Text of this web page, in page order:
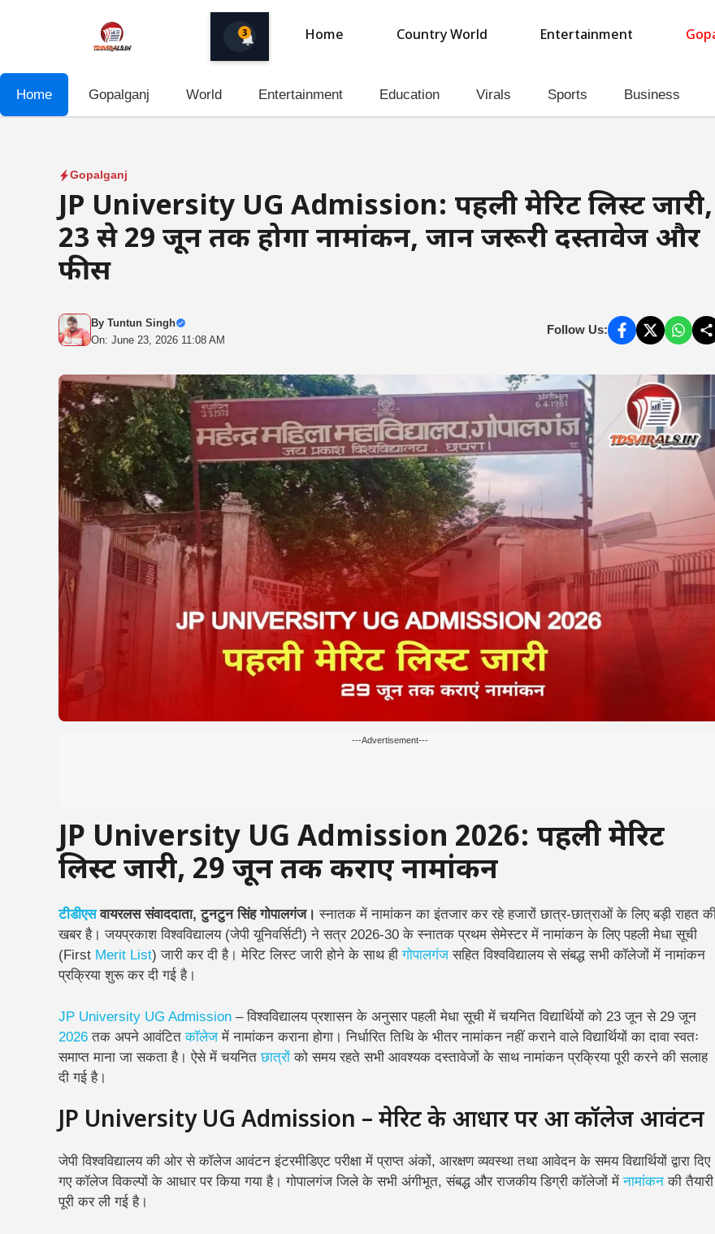
3 Home Country World Entertainment
Home Gopalganj World Entertainment Education Virals Sports Business
Gopalganj
JP University UG Admission: पहली मेरिट लिस्ट जारी,
23 से 29 जून तक होगा नामांकन, जानें जरूरी दस्तावेज और
फीस
By Tuntun Singh
On: June 23, 2026 11:08 AM
Follow Us:
---Advertisement---
JP University UG Admission 2026: पहली मेरिट
लिस्ट जारी, 29 जून तक कराएं नामांकन
टीडीएसवायरलस संवाददाता, टुनटुन सिंह गोपालगंज। स्नातक में नामांकन का इंतजार कर रहे हजारों छात्र-छात्राओं के लिए बड़ी राहत
खबर है। जयप्रकाश विश्वविद्यालय (जेपी यूनिवर्सिटी) ने सत्र 2026-30 के स्नातक प्रथम सेमेस्टर में नामांकन के लिए पहली मेधा सूची
(First Merit List) जारी कर दी है। मेरिट लिस्ट जारी होने के साथ हीगोपालगंजसहित विश्वविद्यालय से संबद्ध सभी कॉलेजों में नामांकन
प्रक्रिया शुरू कर दी गई है।
JP University UG Admission – विश्वविद्यालय प्रशासन के अनुसार पहली मेधा सूची में चयनित विद्यार्थियों को 23 जून से 29 जून
2026 तक अपने आवंटितकॉलेजमें नामांकन कराना होगा। निर्धारित तिथि के भीतर नामांकन नहीं कराने वाले विद्यार्थियों का दावा स्वतः
समाप्त माना जा सकता है। ऐसे में चयनितछात्रों को समय रहते सभी आवश्यक दस्तावेजों के साथ नामांकन प्रक्रिया पूरी करने की सलाह
दी गई है।
JP University UG Admission – मेरिट के आधार पर हुआ कॉलेज आवंटन
जेपी विश्वविद्यालय की ओर से कॉलेज आवंटन इंटरमीडिएट परीक्षा में प्राप्त अंकों, आरक्षण व्यवस्था तथा आवेदन के समय विद्यार्थियों द्वारा दिए
गए कॉलेज विकल्पों के आधार पर किया गया है। गोपालगंज जिले के सभी अंगीभूत, संबद्ध और राजकीय डिग्री कॉलेजों मेंनामांकन की तैयारी
पूरी कर ली गई है।